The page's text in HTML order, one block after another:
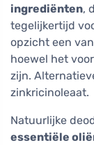
ingrediënten,
tegelijkertijd
opzicht een
hoewel het
zijn.
zinkricinoleaat.
Natuurlijke
essentiële